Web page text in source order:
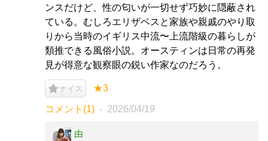
ンスだけど、性の匂いが一切せず巧妙に隠蔽され
ている。むしろエリザベスと家族や親戚のやり取
りから当時のイギリス中流〜上流階級の暮らしが
類推できる風俗小説。オースティンは日常の再発
見が得意な観察眼の鋭い作家なのだろう。
ナイス ★3
コメント(1) 2026/04/19
由